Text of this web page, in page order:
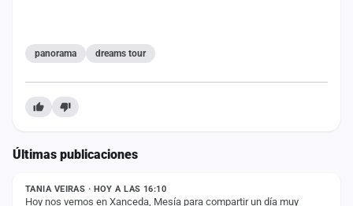
panorama dreams tour
Últimas publicaciones
ESTADO
TANIA VEIRAS · HOY A LAS 16:10
Hoy nos vemos en Xanceda, Mesía para compartir un día muy